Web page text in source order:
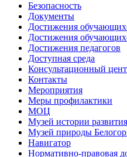
Безопасность
Документы
Достижения
Достижения
Достижения педагогов
Доступная среда
Консультационный
Контакты
Мероприятия
Меры профилактики
МОЦ
Музей истории
Музей природы
Навигатор
Нормативно-правовая